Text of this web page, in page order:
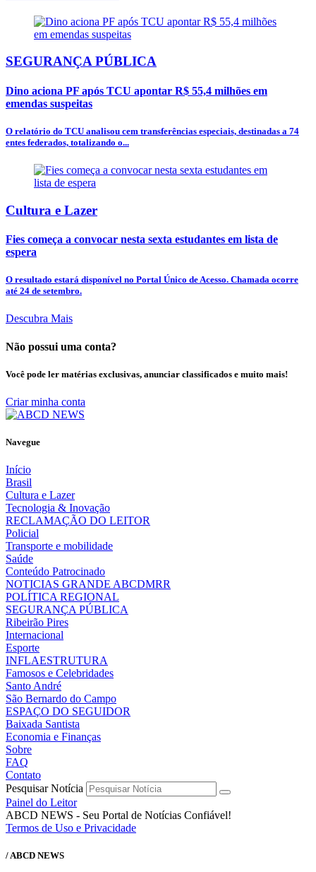
SEGURANÇA PÚBLICA
Dino aciona PF após TCU apontar R$ 55,4 milhões em
emendas suspeitas
O relatório do TCU analisou cem transferências especiais, destinadas a 74
entes federados, totalizando o...
Cultura e Lazer
Fies começa a convocar nesta sexta estudantes em lista de
espera
O resultado estará disponível no Portal Único de Acesso. Chamada ocorre
até 24 de setembro.
Descubra Mais
Não possui uma conta?
Você pode ler matérias exclusivas, anunciar classificados e muito mais!
Criar minha conta
Navegue
Início
Brasil
Cultura e Lazer
Tecnologia & Inovação
RECLAMAÇÃO DO LEITOR
Policial
Transporte e mobilidade
Saúde
Conteúdo Patrocinado
NOTICIAS GRANDE ABCDMRR
POLÍTICA REGIONAL
SEGURANÇA PÚBLICA
Ribeirão Pires
Internacional
Esporte
INFLAESTRUTURA
Famosos e Celebridades
Santo André
São Bernardo do Campo
ESPAÇO DO SEGUIDOR
Baixada Santista
Economia e Finanças
Sobre
FAQ
Contato
Pesquisar Notícia
Painel do Leitor
ABCD NEWS - Seu Portal de Notícias Confiável!
Termos de Uso e Privacidade
/ ABCD NEWS